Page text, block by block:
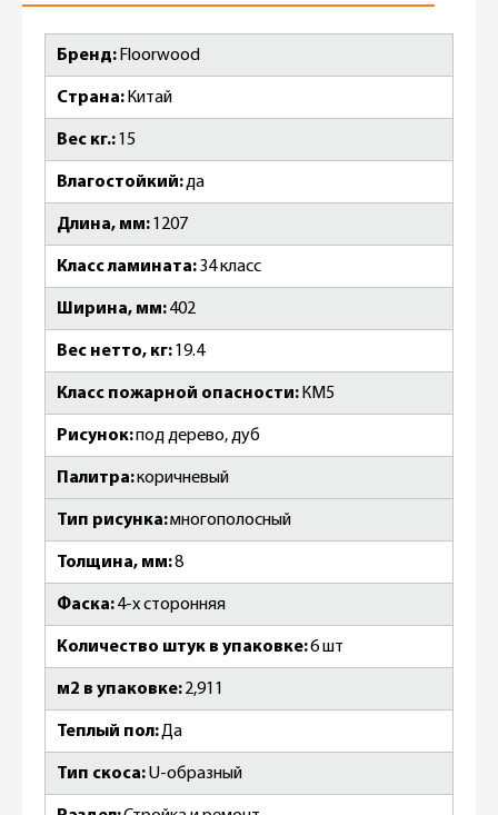
Бренд Floorwood
Страна Китай
Вес кг. 15
Влагостойкийда
Длина, мм 1207
Класс ламината 34 класс
Ширина, мм 402
Вес нетто, кг 19.4
Класс пожарной опасности КМ5
Рисунокпод дерево, дуб
Палитракоричневый
Тип рисункамногополосный
Толщина, мм8
Фаска 4-х сторонняя
Количество штук в упаковке6 шт
м2 в упаковке 2,911
Теплый полДа
Тип скоса U-образный